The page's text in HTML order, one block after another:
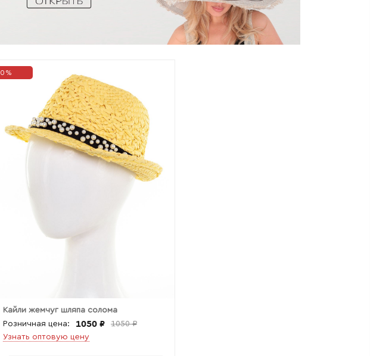
0%
Кайли жемчуг шляпа солома
Розничная цена:
1050 ₽
1050 ₽
Узнать оптовую цену